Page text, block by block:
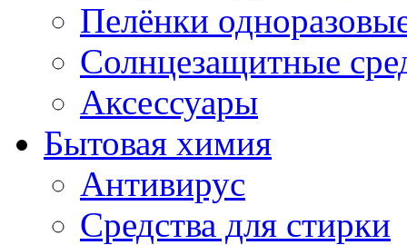
Пелёнки
Солнцезащитные
Аксессуары
Бытовая химия
Антивирус
Средства для стирки